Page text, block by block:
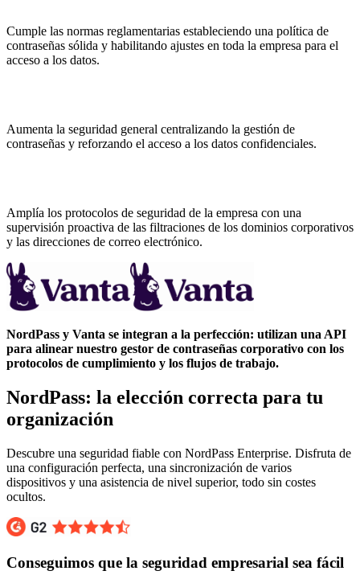
Cumple las normas reglamentarias estableciendo una política de
contraseñas sólida y habilitando ajustes en toda la empresa para el
acceso a los datos.
Aumenta la seguridad general centralizando la gestión de
contraseñas y reforzando el acceso a los datos confidenciales.
Amplía los protocolos de seguridad de la empresa con una
supervisión proactiva de las filtraciones de los dominios corporativos
y las direcciones de correo electrónico.
NordPass y Vanta se integran a la perfección: utilizan una API
para alinear nuestro gestor de contraseñas corporativo con los
protocolos de cumplimiento y los flujos de trabajo.
NordPass: la elección correcta para tu
organización
Descubre una seguridad fiable con NordPass Enterprise. Disfruta de
una configuración perfecta, una sincronización de varios
dispositivos y una asistencia de nivel superior, todo sin costes
ocultos.
Conseguimos que la seguridad empresarial sea fácil